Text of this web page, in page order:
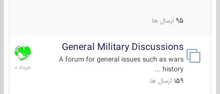
95 ارسال ها
General Military Discussions
A forum for general issues such as wars
history ...
159 ارسال ها
10
خرداد
1400